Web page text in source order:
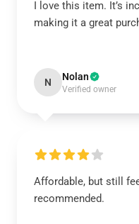
I love this item. It’s
making it a great
N Nolan
Verified owner
Affordable, but still
recommended.